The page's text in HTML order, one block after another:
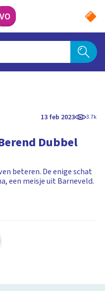
VO
13 feb 2023 3.7k
Dubbel
beteren. De enige schat
een meisje uit Barneveld.